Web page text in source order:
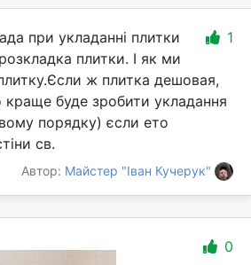
1
при укладанні плитки
плитки. І як ми
ж плитка дешовая,
краще буде зробити укладання
порядку) єсли ето
св.
Автор: Майстер "Іван Кучерук"
0